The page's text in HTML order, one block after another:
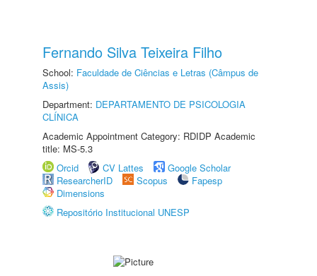
Fernando Silva Teixeira Filho
School: Faculdade de Ciências e Letras (Câmpus de
Assis)
Department: DEPARTAMENTO DE PSICOLOGIA
CLÍNICA
Academic Appointment Category: RDIDP Academic
title: MS-5.3
Orcid
CV Lattes
Google Scholar
ResearcherID
Scopus
Fapesp
Dimensions
Repositório Institucional UNESP